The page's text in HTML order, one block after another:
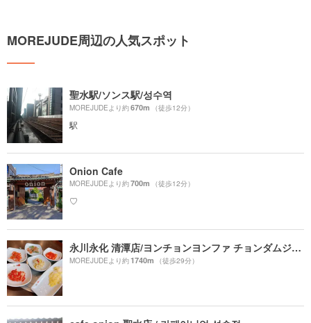
MOREJUDE周辺の人気スポット
聖水駅/ソンス駅/성수역
MOREJUDEより約670m （徒歩12分）
駅
Onion Cafe
MOREJUDEより約700m （徒歩12分）
♡
永川永化 清潭店/ヨンチョンヨンファ チョンダムジョム/영천영화 청담점
MOREJUDEより約1740m （徒歩29分）